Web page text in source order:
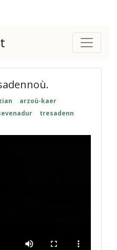
arzoù-kaer
tresadenn